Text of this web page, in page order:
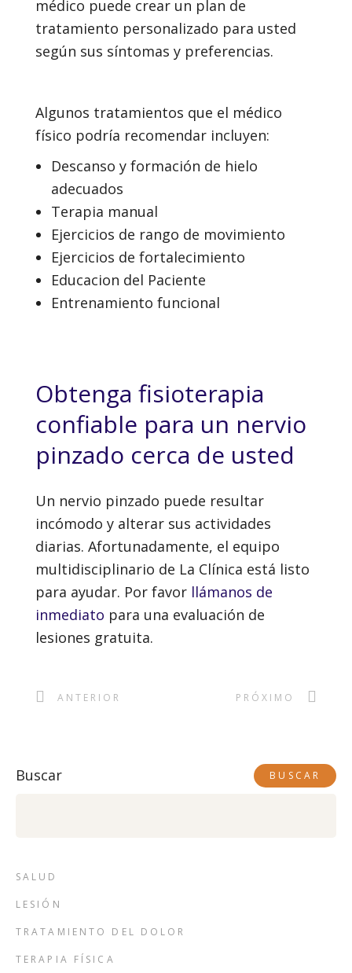
médico puede crear un plan de
tratamiento personalizado para usted
según sus síntomas y preferencias.
Algunos tratamientos que el médico
físico podría recomendar incluyen:
Descanso y formación de hielo
adecuados
Terapia manual
Ejercicios de rango de movimiento
Ejercicios de fortalecimiento
Educacion del Paciente
Entrenamiento funcional
Obtenga fisioterapia
confiable para un nervio
pinzado cerca de usted
Un nervio pinzado puede resultar
incómodo y alterar sus actividades
diarias. Afortunadamente, el equipo
multidisciplinario de La Clínica está listo
para ayudar. Por favor llámanos de
inmediato para una evaluación de
lesiones gratuita.
ANTERIOR PRÓXIMO
Buscar BUSCAR
SALUD
LESIÓN
TRATAMIENTO DEL DOLOR
TERAPIA FÍSICA